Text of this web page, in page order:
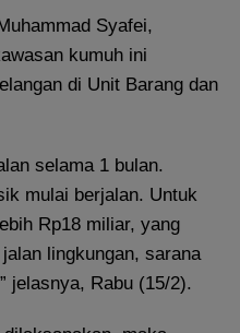
Syafei,
kumuh ini
di Unit Barang dan
selama 1 bulan.
mulai berjalan. Untuk
Rp18 miliar, yang
lingkungan, sarana
jelasnya, Rabu (15/2).